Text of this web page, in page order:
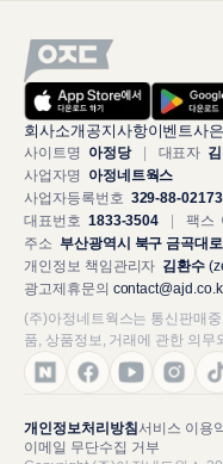
회사소개 공지사항이벤트사
사이트명 아정당 대표자
사업자명 아정네트웍스
사업자등록번호 329-88-02173
대표번호 1833-3504 팩스
주소 부산광역시 북구 금곡대
개인정보 책임관리자 김환수
광고제휴문의
(주)아정네트웍스는 통신판매
품, 상품정보, 거래에 관한 의무
개인정보처리방침 서비스 이용
이메일 무단수집 거부